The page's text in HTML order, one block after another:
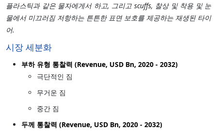
플라스틱과 같은 물자에게서 하고, 그리고 scuffs, 찰상 및 착용 및 눈
물에서 미끄러짐 저항하는 튼튼한 표면 보호를 제공하는 재생된 타이
어.
시장 세분화
부하 유형 통찰력 (Revenue, USD Bn, 2020 - 2032)
극단적인 짐
무거운 짐
중간 짐
두께 통찰력 (Revenue, USD Bn, 2020 - 2032)